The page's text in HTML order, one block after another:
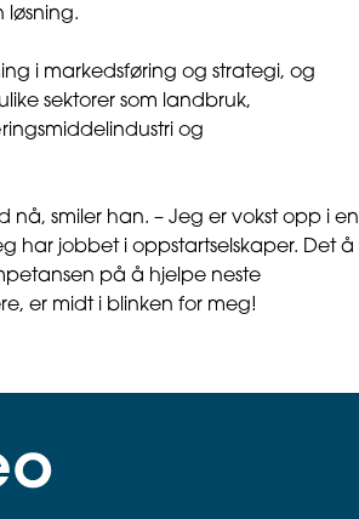
løsning.
i markedsføring og strategi, og
sektorer som landbruk,
og
nå, smiler han. – Jeg er vokst opp i en
har jobbet i oppstartselskaper. Det å
på å hjelpe neste
er midt i blinken for meg!